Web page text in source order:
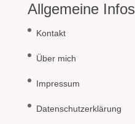
Allgemeine Infos
Kontakt
Über mich
Impressum
Datenschutzerklärung